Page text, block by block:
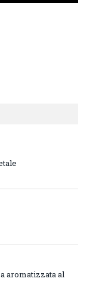
aromatizzata al